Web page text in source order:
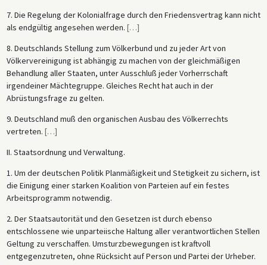
7. Die Regelung der Kolonialfrage durch den Friedensvertrag kann nicht
als endgültig angesehen werden. […]
8. Deutschlands Stellung zum Völkerbund und zu jeder Art von
Völkervereinigung ist abhängig zu machen von der gleichmäßigen
Behandlung aller Staaten, unter Ausschluß jeder Vorherrschaft
irgendeiner Mächtegruppe. Gleiches Recht hat auch in der
Abrüstungsfrage zu gelten.
9. Deutschland muß den organischen Ausbau des Völkerrechts
vertreten. […]
II. Staatsordnung und Verwaltung.
1. Um der deutschen Politik Planmäßigkeit und Stetigkeit zu sichern, ist
die Einigung einer starken Koalition von Parteien auf ein festes
Arbeitsprogramm notwendig.
2. Der Staatsautorität und den Gesetzen ist durch ebenso
entschlossene wie unparteiische Haltung aller verantwortlichen Stellen
Geltung zu verschaffen. Umsturzbewegungen ist kraftvoll
entgegenzutreten, ohne Rücksicht auf Person und Partei der Urheber.